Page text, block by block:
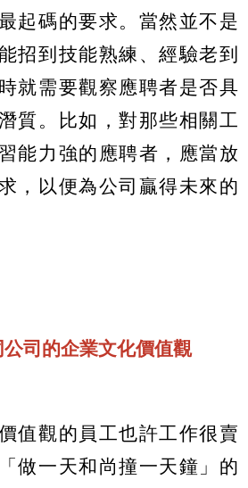
起碼的要求。當然並不是
招到技能熟練、經驗老到
就需要觀察應聘者是否具
質。比如，對那些相關工
能力強的應聘者，應當放
，以便為公司贏得未來的
司的企業文化價值觀
值觀的員工也許工作很賣
做一天和尚撞一天鐘」的